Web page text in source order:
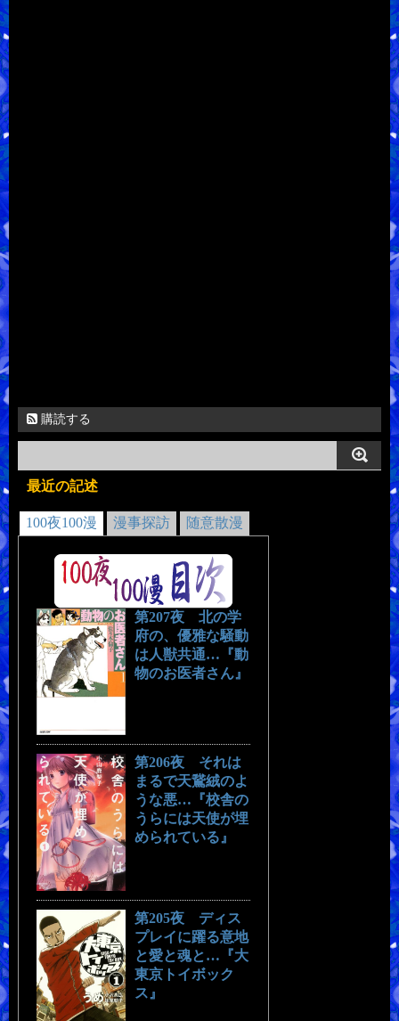
購読する
最近の記述
100夜100漫 漫事探訪 随意散漫
第207夜 北の学
府の、優雅な騒動
は人獣共通…『動
物のお医者さん』
第206夜 それは
まるで天鵞絨のよ
うな悪…『校舎の
うらには天使が埋
められている』
第205夜 ディス
プレイに躍る意地
と愛と魂と…『大
東京トイボック
ス』